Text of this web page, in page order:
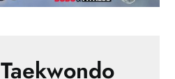
Taekwondo